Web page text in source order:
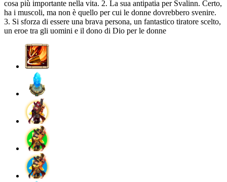
cosa più importante nella vita. 2. La sua antipatia per Svalinn. Certo,
ha i muscoli, ma non è quello per cui le donne dovrebbero svenire.
3. Si sforza di essere una brava persona, un fantastico tiratore scelto,
un eroe tra gli uomini e il dono di Dio per le donne